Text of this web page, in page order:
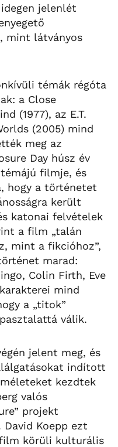
jelenlét
mint látványos
témák régóta
a Close
(1977), az E.T.
(2005) mind
meg az
Day húsz év
filmje, és
hogy a történetet
került
katonai felvételek
a film „talán
mint a fikcióhoz”,
marad:
Colin Firth, Eve
mind
a „titok”
válik.
jelent meg, és
indított
kezdtek
valós
projekt
Koepp ezt
körüli kulturális